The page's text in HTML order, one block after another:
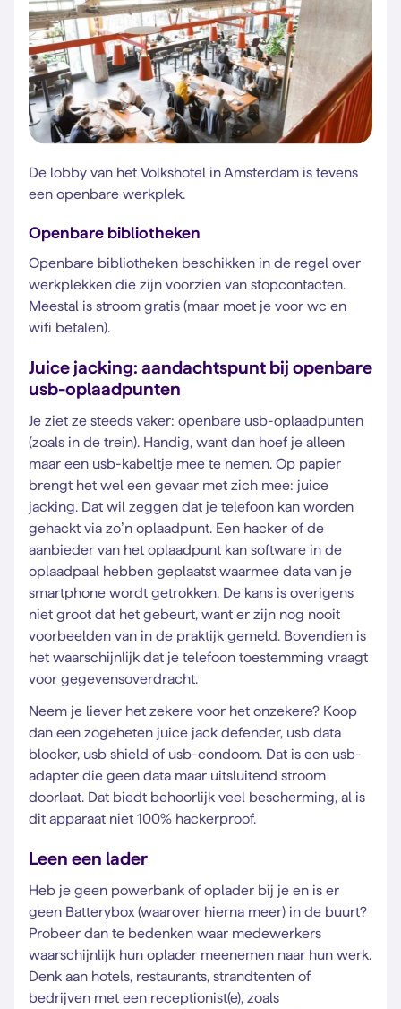
De lobby van het Volkshotel in Amsterdam is tevens
een openbare werkplek.
Openbare bibliotheken
Openbare bibliotheken beschikken in de regel over
werkplekken die zijn voorzien van stopcontacten.
Meestal is stroom gratis (maar moet je voor wc en
wifi betalen).
Juice jacking: aandachtspunt bij openbare
usb-oplaadpunten
Je ziet ze steeds vaker: openbare usb-oplaadpunten
(zoals in de trein). Handig, want dan hoef je alleen
maar een usb-kabeltje mee te nemen. Op papier
brengt het wel een gevaar met zich mee: juice
jacking. Dat wil zeggen dat je telefoon kan worden
gehackt via zo’n oplaadpunt. Een hacker of de
aanbieder van het oplaadpunt kan software in de
oplaadpaal hebben geplaatst waarmee data van je
smartphone wordt getrokken. De kans is overigens
niet groot dat het gebeurt, want er zijn nog nooit
voorbeelden van in de praktijk gemeld. Bovendien is
het waarschijnlijk dat je telefoon toestemming vraagt
voor gegevensoverdracht.
Neem je liever het zekere voor het onzekere? Koop
dan een zogeheten juice jack defender, usb data
blocker, usb shield of usb-condoom. Dat is een usb-
adapter die geen data maar uitsluitend stroom
doorlaat. Dat biedt behoorlijk veel bescherming, al is
dit apparaat niet 100% hackerproof.
Leen een lader
Heb je geen powerbank of oplader bij je en is er
geen Batterybox (waarover hierna meer) in de buurt?
Probeer dan te bedenken waar medewerkers
waarschijnlijk hun oplader meenemen naar hun werk.
Denk aan hotels, restaurants, strandtenten of
bedrijven met een receptionist(e), zoals